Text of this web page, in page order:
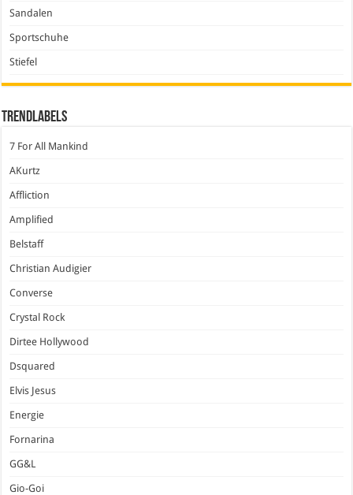
Sandalen
Sportschuhe
Stiefel
Trendlabels
7 For All Mankind
AKurtz
Affliction
Amplified
Belstaff
Christian Audigier
Converse
Crystal Rock
Dirtee Hollywood
Dsquared
Elvis Jesus
Energie
Fornarina
GG&L
Gio-Goi